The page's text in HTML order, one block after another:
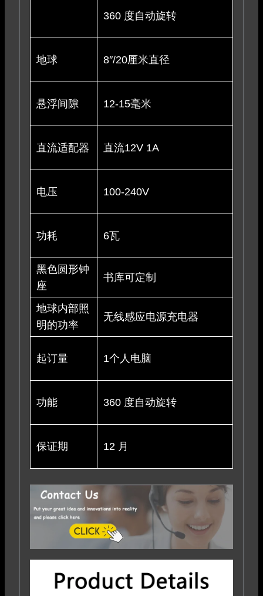
360 度自动旋转
地球 8″/20厘米直径
悬浮间隙 12-15毫米
直流适配器 直流12V 1A
电压 100-240V
功耗 6瓦
黑色圆形钟
座
书库可定制
地球内部照
明的功率
无线感应电源充电器
起订量 1个人电脑
功能 360 度自动旋转
保证期 12 月